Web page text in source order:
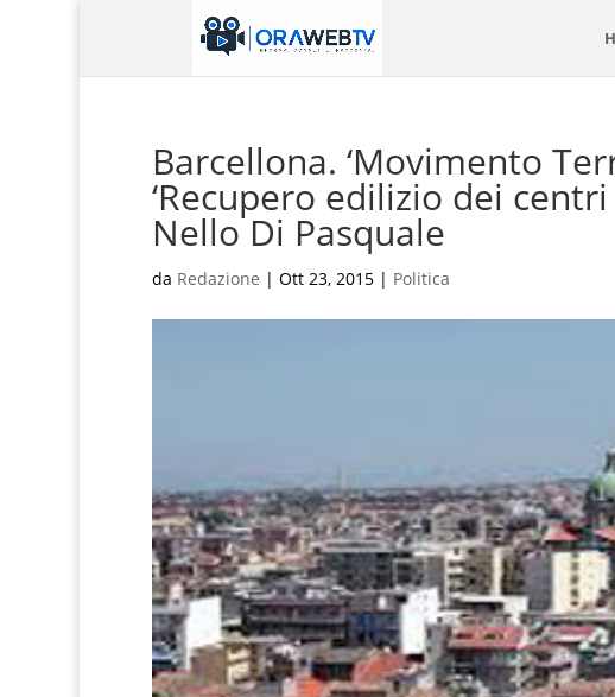
Barcellona. ‘Movimento
‘Recupero edilizio dei centri
Nello Di Pasquale
da Redazione | Ott 23, 2015| Politica